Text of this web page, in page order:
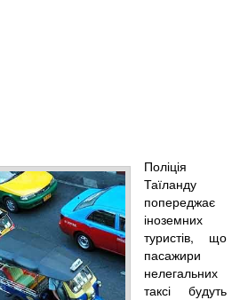
Поліція
Таїланду
попереджає
іноземних
туристів, що
пасажири
нелегальних
таксі будуть